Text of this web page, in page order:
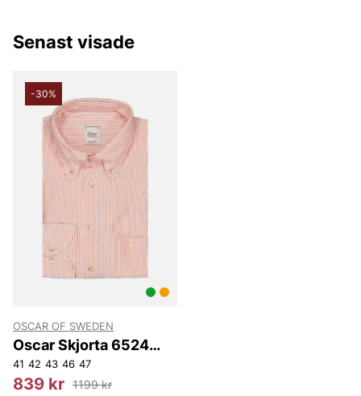
Vi är dedikerade till detaljerna. Varje söm, mönster,
passform och snitt måste vara helt perfekt. Vi lämnar
kännas att du bär en skjorta från Oscar of Sweden.
Därför lägger vi stor vikt i valet av exklusiva textilier,
knappar och tråd till vävningsteknik och tvättning av
tygerna. I tygväg erbjuder vi allt från linne till tvättat
denim, chambray.
Det finns inga speciella tillfällen eftersom varje tillfälle
är unikt och kräver sin skjorta. Därför har vi skjortor
som passar för vardag, arbete, fest, bröllop,
begravning eller andra stunder då din skjorta behöver
vara stilren, uppklädd, preppy, elegant, sportig, ledig,
eller bara snygg och bekväm.
Andra populära varumärken:
LEE
NN07
Björn Borg
Replay
Senast visade
-30%
OSCAR OF SWEDEN
Oscar Skjorta 6524
Reg
41 42 43 46 47
839 kr 1199 kr